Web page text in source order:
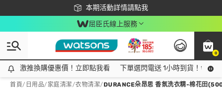
本期活動詳情請點我
下載app最高回饋$350
屈臣氏線上服務
0
激推換購優惠價！立即點我看
激推換購優惠價！立即點我看 下單選閃電送 1小時到貨！領神
首頁/ 日用品/ 家庭清潔/衣物清潔/DURANCE朵昂思 香氛洗衣精-棉花田